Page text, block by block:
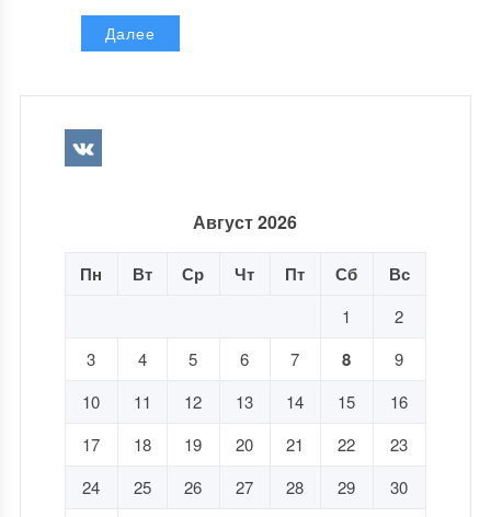
Далее
Август 2026
Пн Вт Ср Чт Пт Сб Вс
1
2
3
4 5 6 7 8
9
10
11 12 13 14 15
16
17
18 19 20 21 22
23
24
25 26 27 28 29
30